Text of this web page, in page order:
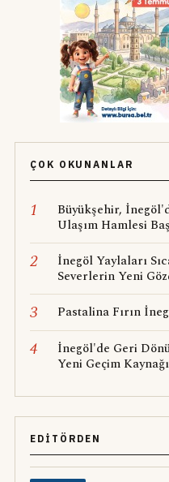
ÇOK OKUNANLAR
1
Büyükşehir,
Ulaşım Hamlesi
2
İnegöl Yaylaları
Severlerin Yeni
3 Pastalina Fırın
4
İnegöl'de Geri
Yeni Geçim
EDITÖRDEN